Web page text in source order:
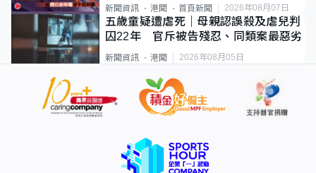
新聞資訊 港聞 首頁新聞 2026年08月07日
五歲童疑遭虐死｜母親認誤殺及虐兒判
囚22年 官斥被告殘忍、同類案最惡劣
新聞資訊 港聞 2026年08月05日